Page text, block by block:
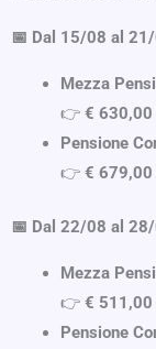
📅 Dal 15/08 al
Mezza
👉 € 630,00
Pensione
👉 € 679,00
📅 Dal 22/08 al
Mezza
👉 € 511,00
Pensione